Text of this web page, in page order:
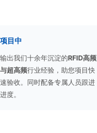
项目中
输出我们十余年沉淀的RFID高频
与超高频行业经验，助您项目快
速验收。同时配备专属人员跟进
进度。